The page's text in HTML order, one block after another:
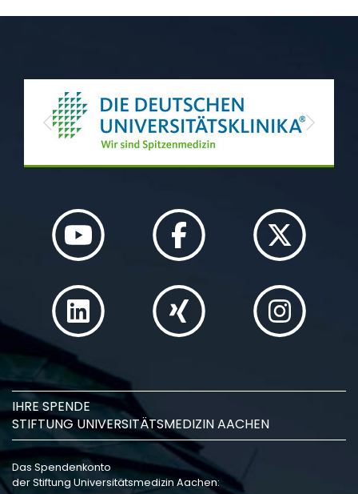
Previous Next
IHRE SPENDE
STIFTUNG UNIVERSITÄTSMEDIZIN AACHEN
Das Spendenkonto
der Stiftung Universitätsmedizin Aachen: